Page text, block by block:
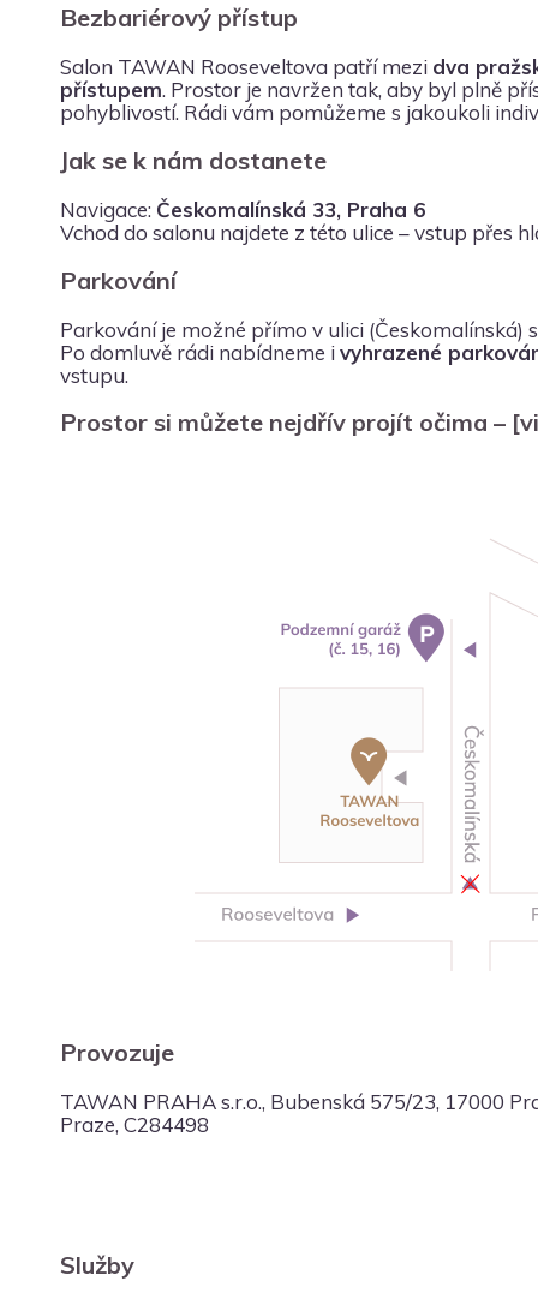
Bezbariérový přístup
Salon TAWAN Rooseveltova patří mezi dva
přístupem. Prostor je navržen tak, aby byl plně
pohyblivostí. Rádi vám pomůžeme s jakoukoli
Jak se k nám dostanete
Navigace: Českomalínská 33, Praha 6
Vchod do salonu najdete z této ulice – vstup přes
Parkování
Parkování je možné přímo v ulici (Českomalínská)
Po domluvě rádi nabídneme i vyhrazené
vstupu.
Prostor si můžete nejdřív projít očima –
Provozuje
TAWAN PRAHA s.r.o., Bubenská 575/23, 17000
Praze, C284498
Služby